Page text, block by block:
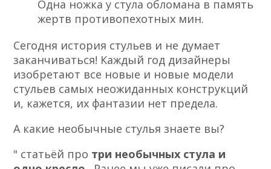
Одна ножка у стула обломана в память
жертв противопехотных мин.
Сегодня история стульев и не думает
заканчиваться! Каждый год дизайнеры
изобретают все новые и новые модели
стульев самых неожиданных конструкций
и, кажется, их фантазии нет предела.
А какие необычные стулья знаете вы?
" статьёй про три необычных стула и